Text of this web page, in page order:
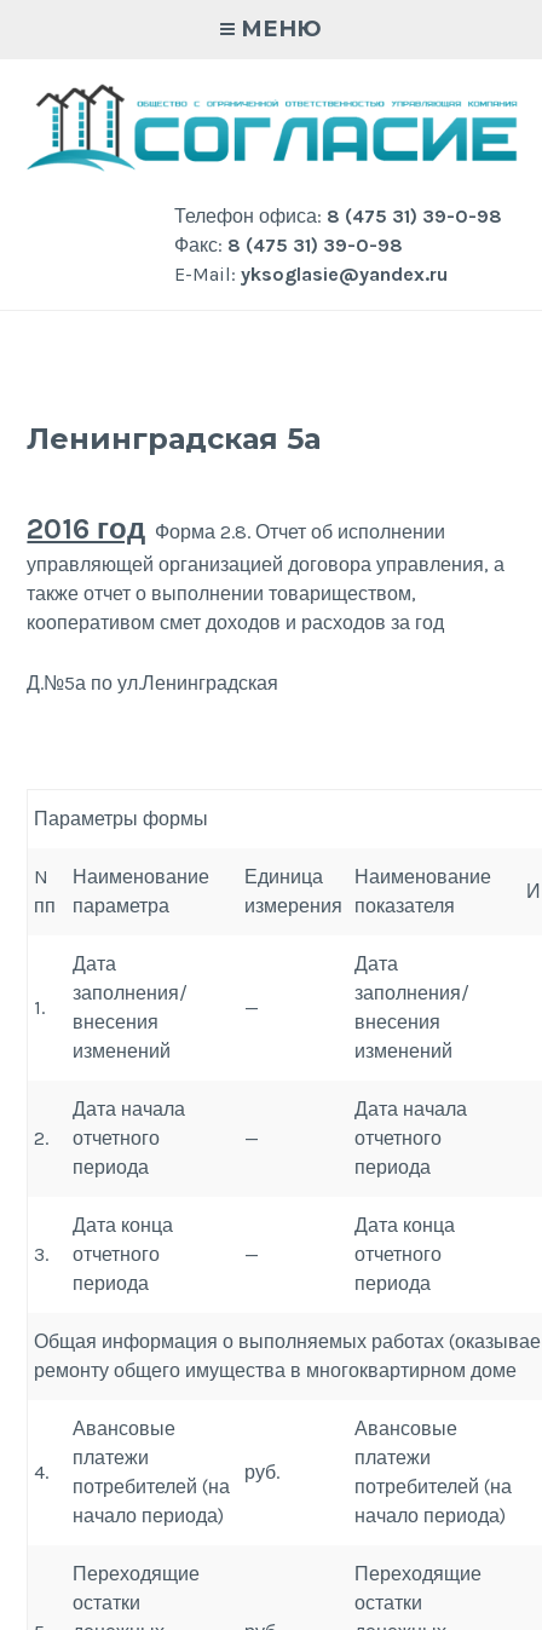
МЕНЮ
Телефон офиса: 8 (475 31) 39-0-98
Факс: 8 (475 31) 39-0-98
E-Mail: yksoglasie@yandex.ru
Ленинградская 5а
2016 год Форма 2.8. Отчет об исполнении
управляющей организацией договора управления, а
также отчет о выполнении товариществом,
кооперативом смет доходов и расходов за год
Д.№5а по ул.Ленинградская
Параметры формы
N
пп
Наименование
параметра
Единица
измерения
Наименование
показателя
1.
Дата
заполнения/
внесения
изменений
—
Дата
заполнения/
внесения
изменений
2.
Дата начала
отчетного
периода
—
Дата начала
отчетного
периода
3.
Дата конца
отчетного
периода
—
Дата конца
отчетного
периода
Общая информация о выполняемых работах
ремонту общего имущества в многоквартирном доме
4.
Авансовые
платежи
потребителей (на
начало периода)
руб.
Авансовые
платежи
потребителей (на
начало периода)
Переходящие
остатки
Переходящие
остатки